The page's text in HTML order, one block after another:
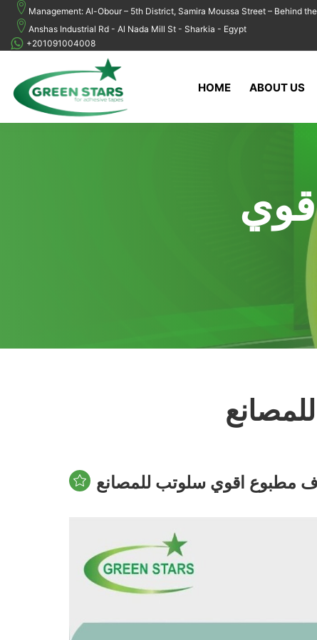
Management: Al-Obour – 5th District, Samira Moussa Street – Behind
Anshas Industrial Rd - Al Nada Mill St - Sharkia - Egypt
+201091004008
HOME ABOUT US
مطبوع اقوي سلوتب للمصانع